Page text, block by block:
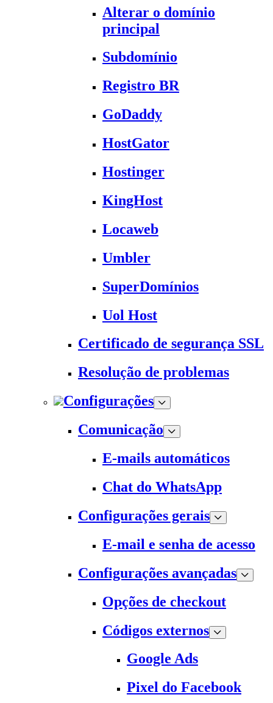
Alterar o domínio
principal
Subdomínio
Registro BR
GoDaddy
HostGator
Hostinger
KingHost
Locaweb
Umbler
SuperDomínios
Uol Host
Certificado de segurança SSL
Resolução de problemas
Configurações
Comunicação
E-mails automáticos
Chat do WhatsApp
Configurações gerais
E-mail e senha de acesso
Configurações avançadas
Opções de checkout
Códigos externos
Google Ads
Pixel do Facebook